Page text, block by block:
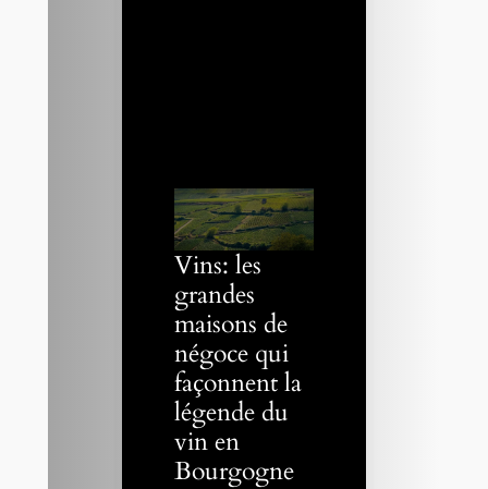
Vins: les
grandes
maisons de
négoce qui
façonnent la
légende du
vin en
Bourgogne